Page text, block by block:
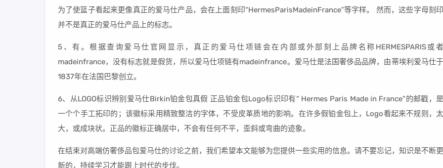
为了使篮子看起来更像真正的爱马仕产品，会在上面刻印“HermesParisMadeinFrance”等字样。 然而，这些字母刻印
并不是真正的爱马仕产品上的标志。
5、有。根据查询爱马仕官网显示，真正的爱马仕项链会在内部或外部刻上品牌名称HERMESPARIS或者
madeinfrance，没有标志就是假货，所以爱马仕项链有madeinfrance。爱马仕是法国奢侈品品牌，由蒂埃利爱马仕于
1837年在法国巴黎创立。
6、从LOGO标识辨别爱马仕Birkin铂金包真假 正品铂金包Logo标识印有“ Hermes Paris Made in France”的邮戳，是
一个个手工拓印的；该徽标采用精致整洁的字体，不受皮革质地的影响。在许多假铂金包上，Logo看起来不规则，太
大，或成块状。正品的徽标正确居中，不会有任何不平，歪斜或弯曲的迹象。
在结束对高端仿奢侈品包爱马仕的讨论之前，我们希望本文能够为您提供一些实用的信息。请不要忘记，知识是不断更
新的，持续学习才能跟上时代的步伐。